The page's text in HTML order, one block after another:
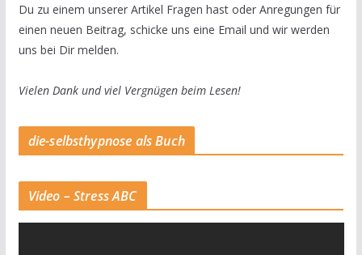
Du zu einem unserer Artikel Fragen hast oder Anregungen für
einen neuen Beitrag, schicke uns eine Email und wir werden
uns bei Dir melden.
Vielen Dank und viel Vergnügen beim Lesen!
die-selbsthypnose als Buch
Video – Stress ABC